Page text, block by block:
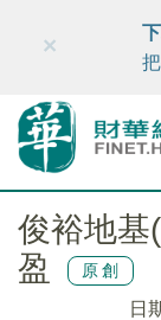
財華智庫
×
俊裕地基
盈
原創
日